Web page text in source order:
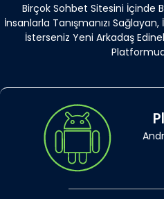
Birçok Sohbet Sitesini İçinde
İnsanlarla Tanışmanızı
İsterseniz Yeni Arkadaş